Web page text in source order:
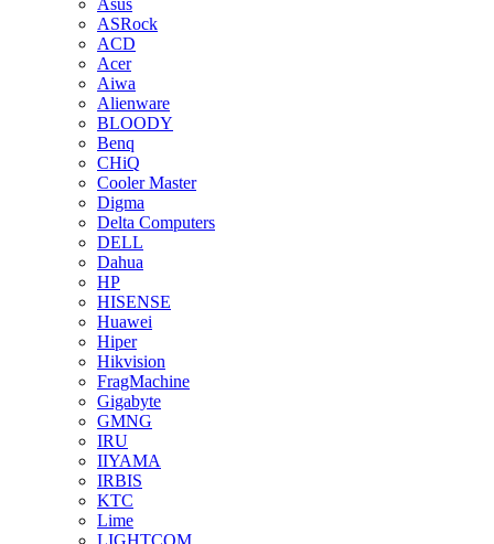
Asus
ASRock
ACD
Acer
Aiwa
Alienware
BLOODY
Benq
CHiQ
Cooler Master
Digma
Delta Computers
DELL
Dahua
HP
HISENSE
Huawei
Hiper
Hikvision
FragMachine
Gigabyte
GMNG
IRU
IIYAMA
IRBIS
KTC
Lime